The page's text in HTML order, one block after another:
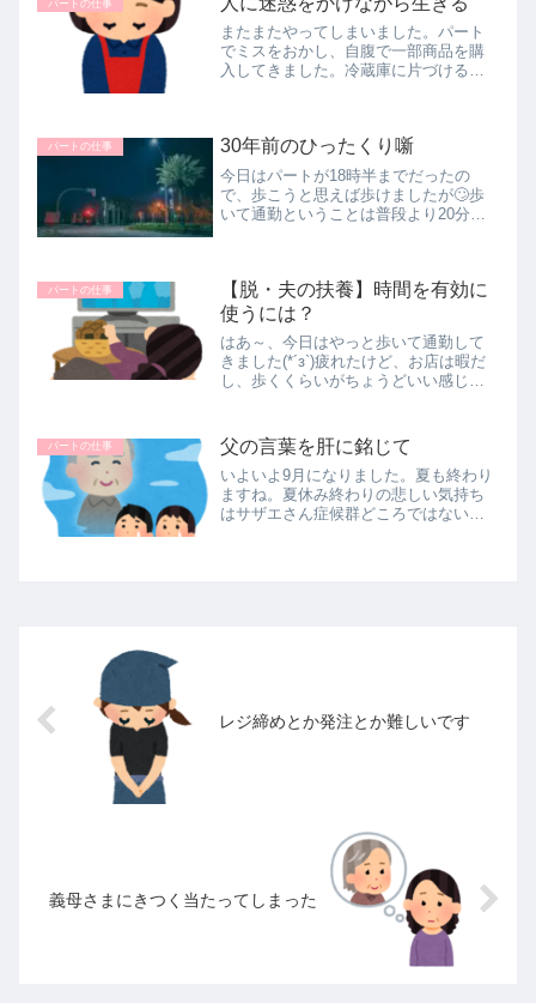
るところだと思うので、母の状態を説
明...
パートの仕事
またまたやってしまいました。パート
でミスをおかし、自腹で一部商品を購
入してきました。冷蔵庫に片づけるべ
ょうが、でもお客様に売るわけには参
り...
パートの仕事 30年前のひったくり噺
今日はパートが18時半までだったの
で、歩こうと思えば歩けましたが🙄歩
いて通勤ということは普段より20分早
トイレ行ったり・・・結局いつもの時...
パートの仕事
【脱・夫の扶養】時間を有効に
使うには？
はあ～、今日はやっと歩いて通勤して
きました(*´з`)疲れたけど、お店は暇だ
し、歩くくらいがちょうどいい感じ。
間長め。きちんとした契約はまだなの
ですが、追って会社とは正式な...
パートの仕事 父の言葉を肝に銘じて
いよいよ9月になりました。夏も終わり
ますね。夏休み終わりの悲しい気持ち
はサザエさん症候群どころではない。
レジ締めとか発注とか難しいです
義母さまにきつく当たってしまった